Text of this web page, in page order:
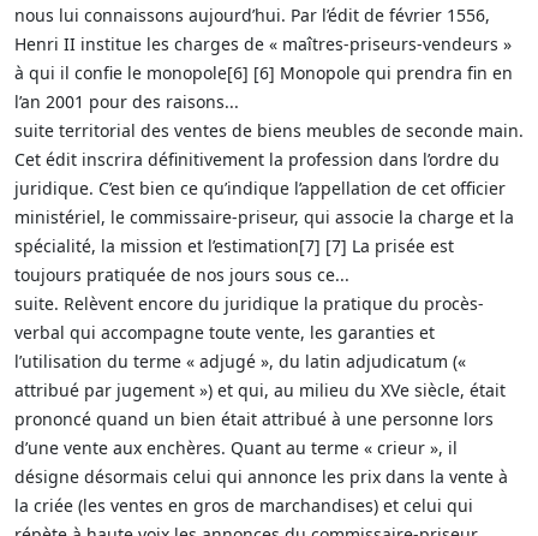
nous lui connaissons aujourd’hui. Par l’édit de février 1556,
Henri II institue les charges de « maîtres-priseurs-vendeurs »
à qui il confie le monopole[6] [6] Monopole qui prendra fin en
l’an 2001 pour des raisons...
suite territorial des ventes de biens meubles de seconde main.
Cet édit inscrira définitivement la profession dans l’ordre du
juridique. C’est bien ce qu’indique l’appellation de cet officier
ministériel, le commissaire-priseur, qui associe la charge et la
spécialité, la mission et l’estimation[7] [7] La prisée est
toujours pratiquée de nos jours sous ce...
suite. Relèvent encore du juridique la pratique du procès-
verbal qui accompagne toute vente, les garanties et
l’utilisation du terme « adjugé », du latin adjudicatum («
attribué par jugement ») et qui, au milieu du XVe siècle, était
prononcé quand un bien était attribué à une personne lors
d’une vente aux enchères. Quant au terme « crieur », il
désigne désormais celui qui annonce les prix dans la vente à
la criée (les ventes en gros de marchandises) et celui qui